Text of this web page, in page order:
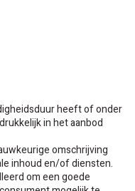
heeft of onder
in het aanbod
omschrijving
inhoud en/of diensten.
om een goede